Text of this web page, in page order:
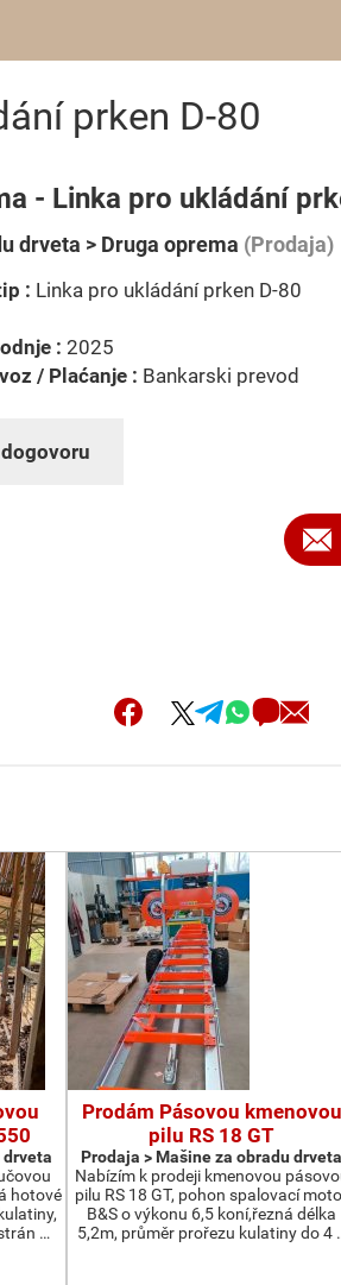
prken D-80
- Linka pro ukládání
drveta > Druga oprema (Prodaja)
: Linka pro ukládání prken D-80
: 2025
/ Plaćanje : Bankarski prevod
drveta
hotové
…
Prodám Pásovou kmenovou
pilu RS 18 GT
Prodaja > Мašine za obradu drveta
Nabízím k prodeji kmenovou
pilu RS 18 GT, pohon spalovací
B&S o výkonu 6,5 koní,řezná délka
5,2m, průměr prořezu kulatiny do 4